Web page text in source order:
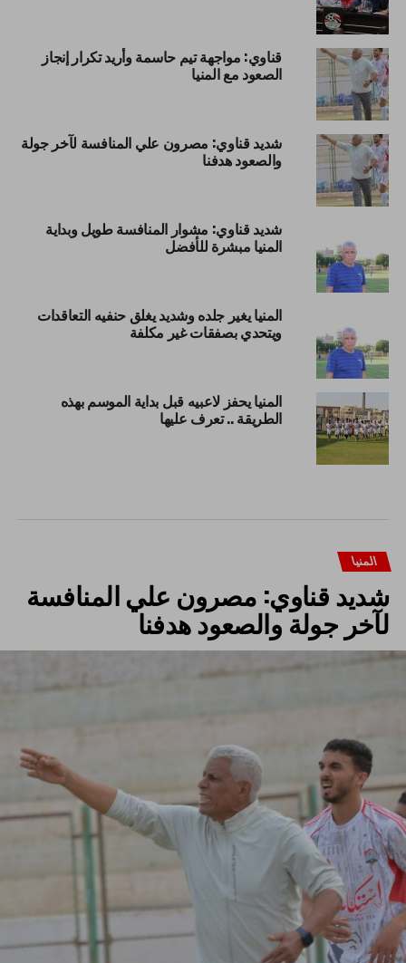
قناوي: مواجهة تيم حاسمة وأريد تكرار إنجاز
الصعود مع المنيا
شديد قناوي: مصرون علي المنافسة لآخر جولة
والصعود هدفنا
شديد قناوي: مشوار المنافسة طويل وبداية
المنيا مبشرة للأفضل
المنيا يغير جلده وشديد يغلق حنفيه التعاقدات
ويتحدي بصفقات غير مكلفة
المنيا يحفز لاعبيه قبل بداية الموسم بهذه
الطريقة .. تعرف عليها
المنيا
شديد قناوي: مصرون علي المنافسة
لآخر جولة والصعود هدفنا